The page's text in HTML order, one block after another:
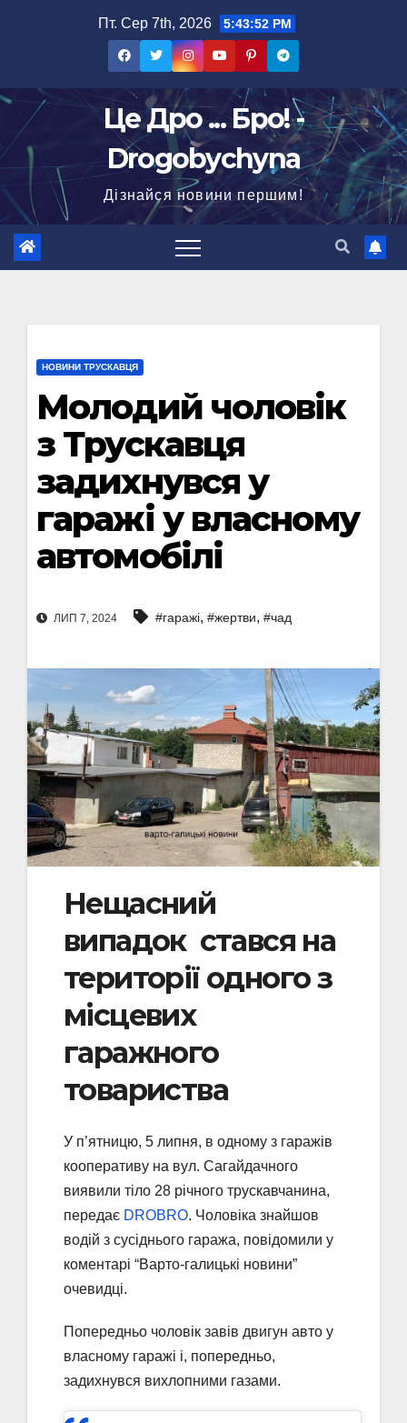
Пт. Сер 7th, 2026 5:43:53 PM
Це Дро ... Бро! -
Drogobychyna
Дізнайся новини першим!
НОВИНИ ТРУСКАВЦЯ
Молодий чоловік
з Трускавця
задихнувся у
гаражі у власному
автомобілі
ЛИП 7, 2024 #гаражі, #жертви, #чад
Нещасний
випадок стався на
території одного з
місцевих
гаражного
товариства
У п’ятницю, 5 липня, в одному з гаражів
кооперативу на вул. Сагайдачного
виявили тіло 28 річного труcкавчанина,
передає DROBRO. Чоловіка знайшов
водій з сусіднього гаража, повідомили у
коментарі “Варто-галицькі новини”
очевидці.
Попередньо чоловік завів двигун авто у
власному гаражі і, попередньо,
задихнувся вихлопними газами.